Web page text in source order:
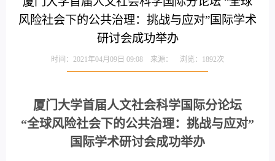
风险社会下的公共治理：挑战与应对”国际学术
研讨会成功举办
时间：2021年04月09日 09:08 来源： 浏览： 1892次
厦门大学首届人文社会科学国际分论坛
“全球风险社会下的公共治理：挑战与应对”
国际学术研讨会成功举办